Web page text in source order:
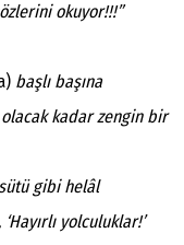
okuyor!!!”
başlı başına
kadar zengin bir
gibi helâl
yolculuklar!’